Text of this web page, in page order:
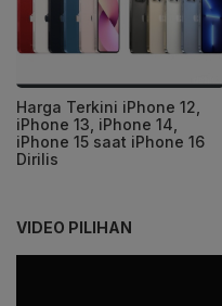
Harga Terkini iPhone 12,
iPhone 13, iPhone 14,
iPhone 15 saat iPhone 16
Dirilis
VIDEO PILIHAN